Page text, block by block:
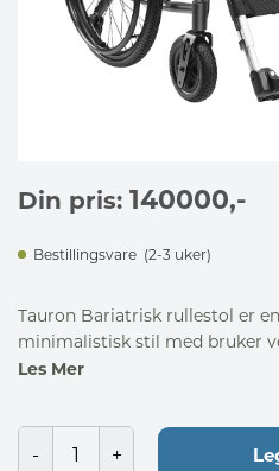
Din pris: 140000,-
Bestillingsvare (2-3 uker)
Tauron Bariatrisk rullestol er
minimalistisk stil med bruker
Les Mer